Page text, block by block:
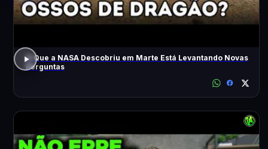
O Que a NASA Descobriu em Marte Está Levantando Novas
Perguntas